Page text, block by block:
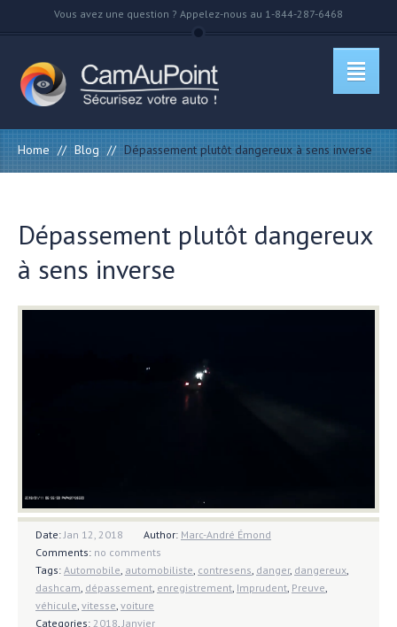
Vous avez une question ? Appelez-nous au 1-844-287-6468
Home // Blog // Dépassement plutôt dangereux à sens inverse
Dépassement plutôt dangereux
à sens inverse
Date: Jan 12, 2018 Author: Marc-André Émond
Comments: no comments
Tags: Automobile automobiliste contresens danger, dangereux
dashcam dépassement enregistrement Imprudent Preuve
véhicule vitesse voiture
Categories: 2018 Janvier